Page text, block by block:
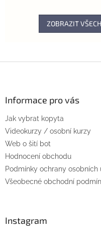
ZOBRAZIT
Informace pro vás
Jak vybrat kopyta
Videokurzy / osobní kurzy
Web o šití bot
Hodnocení obchodu
Podmínky ochrany osobních
Všeobecné obchodní
Instagram